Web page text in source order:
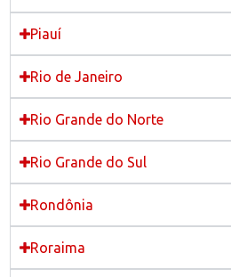
Piauí
Rio de Janeiro
Rio Grande do Norte
Rio Grande do Sul
Rondônia
Roraima